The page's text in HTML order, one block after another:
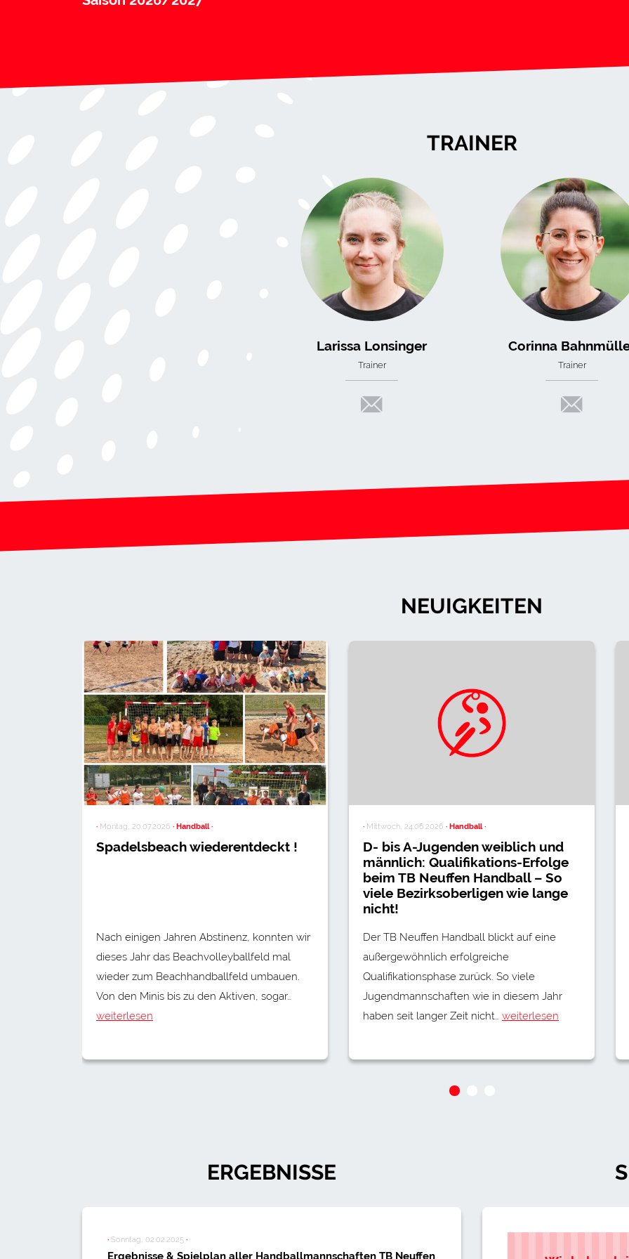
TRAINER
Larissa Lonsinger
Trainer
Corinna
Trainer
NEUIGKEITEN
· Montag, 20.07.2026 · Handball ·
Spadelsbeach wiederentdeckt !
Nach einigen Jahren Abstinenz, konnten wir
dieses Jahr das Beachvolleyballfeld mal
wieder zum Beachhandballfeld umbauen.
Von den Minis bis zu den Aktiven, sogar…
weiterlesen
· Mittwoch, 24.06.2026 · Handball ·
D- bis A-Jugenden weiblich und
männlich: Qualifikations-Erfolge
beim TB Neuffen Handball – So
viele Bezirksoberligen wie lange
nicht!
Der TB Neuffen Handball blickt auf eine
außergewöhnlich erfolgreiche
Qualifikationsphase zurück. So viele
Jugendmannschaften wie in diesem Jahr
haben seit langer Zeit nicht… weiterlesen
ERGEBNISSE
· Sonntag, 02.02.2025 ·
Ergebnisse & Spielplan aller Handballmannschaften TB Neuffen